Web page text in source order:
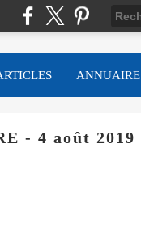
ANNUAIRE
- 4 août 2019